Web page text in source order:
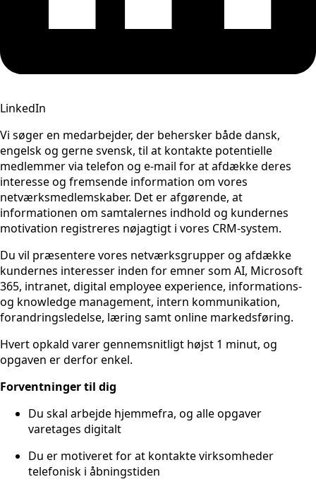
LinkedIn
Vi søger en medarbejder, der behersker både dansk,
engelsk og gerne svensk, til at kontakte potentielle
medlemmer via telefon og e-mail for at afdække deres
interesse og fremsende information om vores
netværksmedlemskaber. Det er afgørende, at
informationen om samtalernes indhold og kundernes
motivation registreres nøjagtigt i vores CRM-system.
Du vil præsentere vores netværksgrupper og afdække
kundernes interesser inden for emner som AI, Microsoft
365, intranet, digital employee experience, informations-
og knowledge management, intern kommunikation,
forandringsledelse, læring samt online markedsføring.
Hvert opkald varer gennemsnitligt højst 1 minut, og
opgaven er derfor enkel.
Forventninger til dig
Du skal arbejde hjemmefra, og alle opgaver
varetages digitalt
Du er motiveret for at kontakte virksomheder
telefonisk i åbningstiden